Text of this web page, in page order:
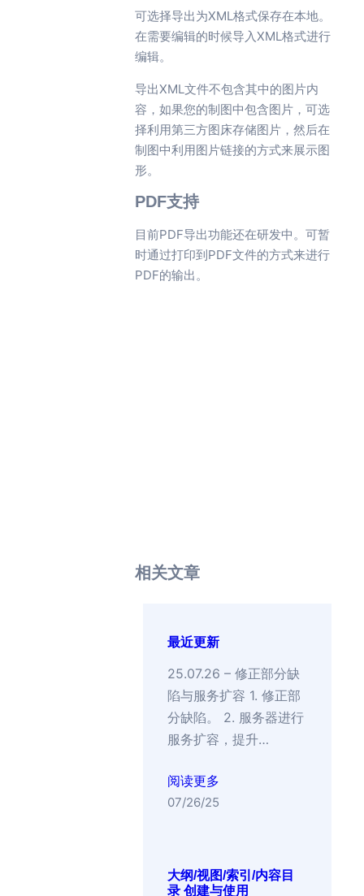
可选择导出为XML格式保存在本地。
在需要编辑的时候导入XML格式进行
编辑。
导出XML文件不包含其中的图片内
容，如果您的制图中包含图片，可选
择利用第三方图床存储图片，然后在
制图中利用图片链接的方式来展示图
形。
PDF支持
目前PDF导出功能还在研发中。可暂
时通过打印到PDF文件的方式来进行
PDF的输出。
相关文章
最近更新
25.07.26 – 修正部分缺
陷与服务扩容 1. 修正部
分缺陷。 2. 服务器进行
服务扩容，提升…
阅读更多
07/26/25
大纲/视图/索引/内容目
录 创建与使用